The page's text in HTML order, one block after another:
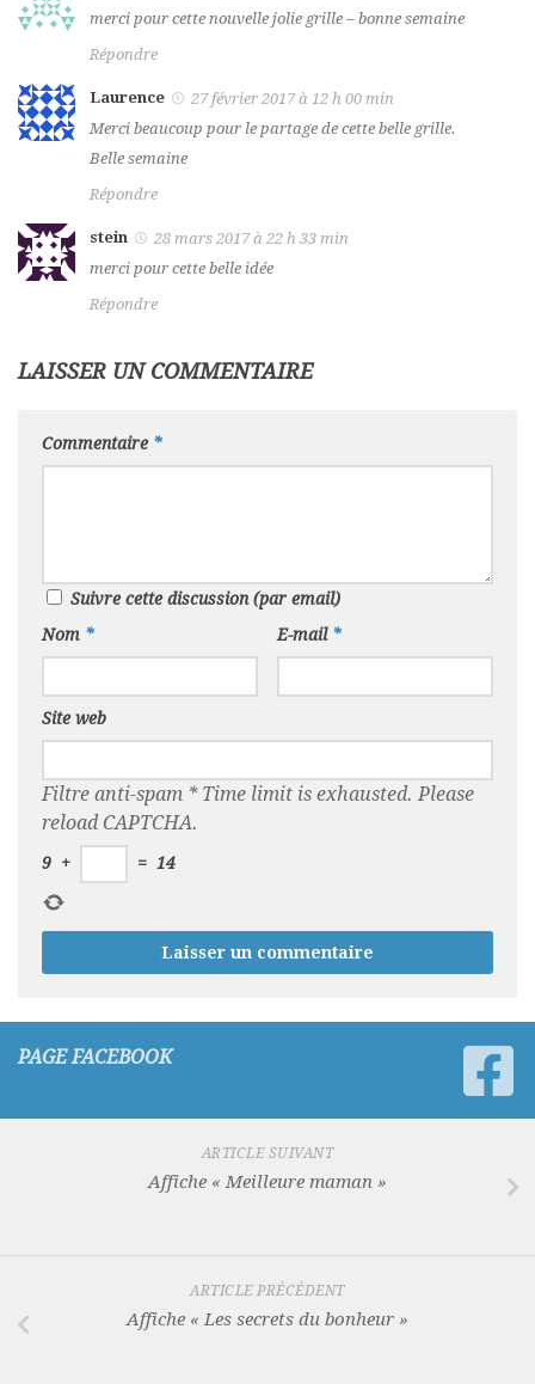
merci pour cette nouvelle jolie grille – bonne semaine
Répondre
Laurence
27 février 2017 à 12 h 00 min
Merci beaucoup pour le partage de cette belle grille.
Belle semaine
Répondre
stein
28 mars 2017 à 22 h 33 min
merci pour cette belle idée
Répondre
LAISSER UN COMMENTAIRE
Commentaire *
Suivre cette discussion (par email)
Nom * E-mail *
Site web
Filtre anti-spam * Time limit is exhausted. Please
reload CAPTCHA.
9 + = 14
PAGE FACEBOOK
ARTICLE SUIVANT
Affiche « Meilleure maman »
ARTICLE PRÉCÉDENT
Affiche « Les secrets du bonheur »